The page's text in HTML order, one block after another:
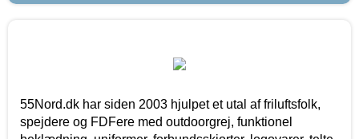
55Nord.dk har siden 2003 hjulpet et utal af friluftsfolk,
spejdere og FDFere med outdoorgrej, funktionel